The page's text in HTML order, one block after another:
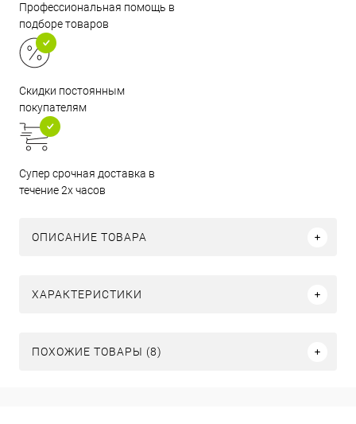
Профессиональная помощь в
подборе товаров
Скидки постоянным
покупателям
Супер срочная доставка в
течение 2х часов
ОПИСАНИЕ ТОВАРА
ХАРАКТЕРИСТИКИ
ПОХОЖИЕ ТОВАРЫ (8)